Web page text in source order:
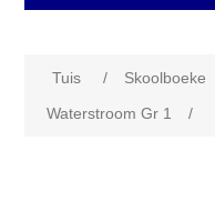
Tuis / Skoolboeke
Waterstroom Gr 1
/